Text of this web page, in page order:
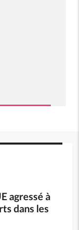
agressé à
dans les